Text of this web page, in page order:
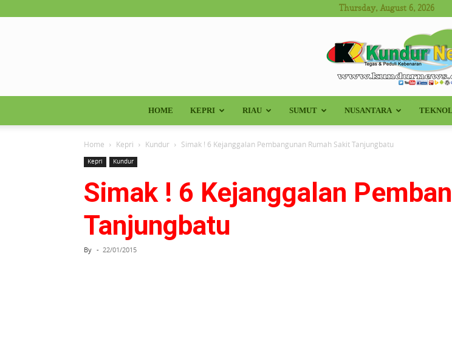
Thursday, August 6, 2026
Kundur
News
HOME KEPRI RIAU SUMUT NUSANTARA
Home Kepri Kundur Simak ! 6 Kejanggalan Pembangunan Rumah Sakit Tanjungbatu
Kepri Kundur
Simak ! 6 Kejanggalan
Tanjungbatu
By - 22/01/2015